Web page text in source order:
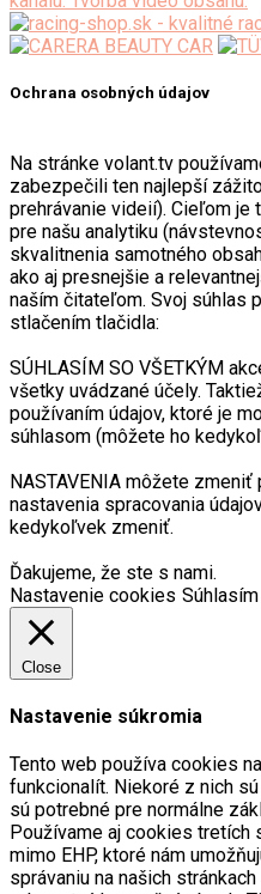
Ochrana osobných údajov
Na stránke volant.tv
zabezpečili ten najlepší
prehrávanie videií). Cieľom
pre našu analytiku
skvalitnenia samotného
ako aj presnejšie a
naším čitateľom. Svoj súhlas
stlačením tlačidla:
SÚHLASÍM SO VŠETKÝM
všetky uvádzané účely.
používaním údajov, ktoré je
súhlasom (môžete ho
NASTAVENIA môžete
nastavenia spracovania
kedykoľvek zmeniť.
Ďakujeme, že ste s nami.
Nastavenie cookies
Close
Nastavenie súkromia
Tento web používa cookies
funkcionalít. Niekoré z nich
sú potrebné pre normálne
Používame aj cookies tretích
mimo EHP, ktoré nám
správaniu na našich